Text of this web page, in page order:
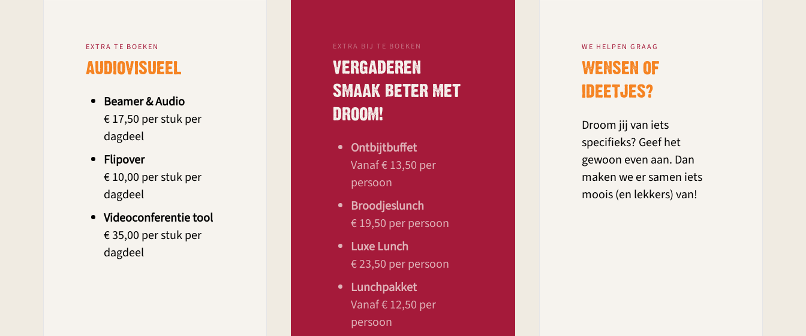
EXTRA TE BOEKEN
AUDIOVISUEEL
Beamer & Audio
€ 17,50 per stuk per
dagdeel
Flipover
€ 10,00 per stuk per
dagdeel
Videoconferentie tool
€ 35,00 per stuk per
dagdeel
EXTRA BIJ TE BOEKEN
VERGADEREN
SMAAK BETER MET
DROOM!
Ontbijtbuffet
Vanaf € 13,50 per
persoon
Broodjeslunch
€ 19,50 per persoon
Luxe Lunch
€ 23,50 per persoon
Lunchpakket
Vanaf € 12,50 per
persoon
WE HELPEN GRAAG
WENSEN OF
IDEETJES?
Droom jij van iets
specifieks? Geef het
gewoon even aan. Dan
maken we er samen iets
moois (en lekkers) van!